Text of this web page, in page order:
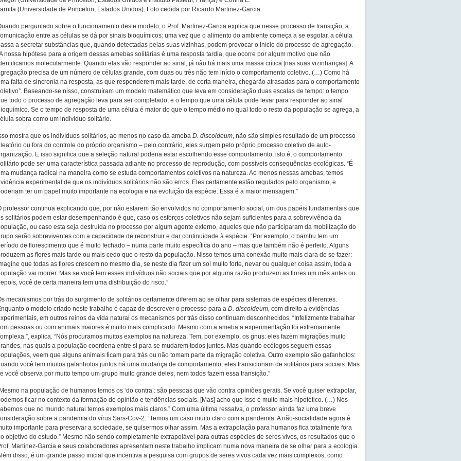
(Universidade de Princeton, Estados Unidos). Foto cedida por Ricardo Martinez-Garcia.
perguntado sobre o funcionamento deste modelo, o Prof. Martinez-Garcia explica que nesse processo de transição, a
entre as células se dá por sinais bioquímicos: uma vez que o alimento do ambiente começa a se esgotar, a célula
a secretar substâncias que, quando detectadas pelas suas vizinhas, podem provocar o início do processo de agregação.
nossa hipótese para a origem dessas amebas solitárias é uma resposta tardia, que ocorre por algum motivo que não
molecularmente. Quando elas vão responder ao sinal, já não há mais uma massa crítica [nas suas vizinhanças]. A
precisa de um número de células grande, com duas ou três não tem início o comportamento coletivo. (…) Como há
falta de sincronia na resposta, as que responderem mais tarde, de certa maneira, chegarão atrasadas para o comportamento
Baseando-se nisso, construíram um modelo matemático que leva em consideração duas escalas de tempo: o tempo
todo o processo de agregação leva para ser completado, e o tempo que uma célula pode levar para responder ao sinal
Se o tempo de resposta de uma célula é maior do que o tempo médio no qual todo o resto da população se agrega, a
sobra como um indivíduo solitário.
mostra que os indivíduos solitários, ao menos no caso da ameba D. discoideum, não são simples resultado de um processo
ou fora do controle do próprio organismo – pelo contrário, eles surgem pelo próprio processo coletivo de auto-
E isso significa que a seleção natural poderia estar escolhendo esse comportamento, isto é, o comportamento
pode ser uma característica passada adiante no processo de reprodução, com possíveis consequências ecológicas. “É
mudança radical na maneira como se estuda comportamentos coletivos na natureza. Ao menos nessas amebas, temos
experimental de que os indivíduos solitários não são erros. Eles certamente estão regulados pelo organismo, e
ter um papel muito importante na ecologia e na evolução da espécie. Essa é a maior mensagem.”
professor continua explicando que, por não estarem tão envolvidos no comportamento social, um dos papéis fundamentais que
solitários podem estar desempenhando é que, caso os esforços coletivos não sejam suficientes para a sobrevivência da
ou caso esta seja destruída no processo por algum agente externo, aqueles que não participaram da mobilização do
serão sobreviventes com a capacidade de reconstruir e dar continuidade à espécie. “Por exemplo, o bambu tem um
de florescimento que é muito fechado – numa parte muito específica do ano – mas que também não é perfeito. Alguns
as flores mais tarde ou mais cedo que o resto da população. Nisso temos uma conexão muito mais clara de se fazer:
que todas as flores crescem no mesmo dia, se neste dia fizer um sol muito forte, nevar ou qualquer coisa assim, toda a
vai morrer. Mas se você tem esses indivíduos não sociais que por alguma razão produzem as flores um mês antes ou
você de certa maneira tem uma distribuição do risco.”
mecanismos por trás do surgimento de solitários certamente diferem ao se olhar para sistemas de espécies diferentes.
o modelo criado neste trabalho é capaz de descrever o processo para a D. discoideum, com direito a evidências
em outros reinos da vida natural os mecanismos por trás disso continuam desconhecidos. “Infelizmente trabalhar
pessoas ou com animais maiores é muito mais complicado. Mesmo com a ameba a experimentação foi extremamente
explica. “Nós procuramos muitos exemplos na natureza. Tem, por exemplo, os gnus: eles fazem migrações muito
nas quais a população coordena entre si para se mudarem todos juntos. Mas quando ecólogos seguem essas
veem que alguns animais ficam para trás ou não tomam parte da migração coletiva. Outro exemplo são gafanhotos:
você tem muitos gafanhotos juntos há uma mudança de comportamento, eles transicionam de solitários para sociais. Mas
você observa por muito tempo um grupo muito grande deles, nem todos fazem essa transição.”
na população de humanos temos os ‘do contra’: são pessoas que vão contra opiniões gerais. Se você quiser extrapolar,
ficar no contexto da formação de opinião e tendências sociais. [Mas] acho que isso é muito mais hipotético. (…) Nós
que no mundo natural temos exemplos mais claros.” Com uma última ressalva, o professor ainda faz uma breve
sobre a pandemia do vírus Sars-Cov-2: “Temos um caso muito claro com a pandemia. A não-socialidade agora é
importante para preservar a sociedade, se quisermos olhar assim. Mas a extrapolação para humanos fica totalmente fora
objetivo do estudo.” Mesmo não sendo completamente extrapolável para outras espécies de seres vivos, os resultados que o
Martinez-Garcia e seus colaboradores apresentam neste trabalho implicam numa nova maneira de se olhar para a ecologia.
disso, é um grande passo inicial que incentiva a pesquisa com grupos de seres vivos cada vez mais complexos, como